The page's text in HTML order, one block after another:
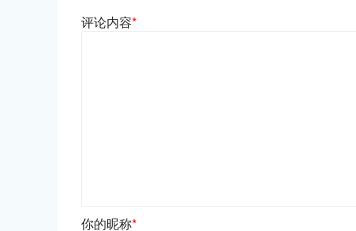
评论内容*
你的昵称*